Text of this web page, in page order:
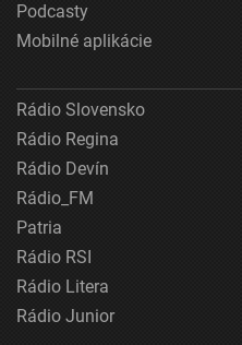
Podcasty
Mobilné aplikácie
Rádio Slovensko
Rádio Regina
Rádio Devín
Rádio_FM
Patria
Rádio RSI
Rádio Litera
Rádio Junior